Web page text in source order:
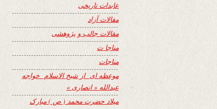
عابدات تاریخی
مقالات آزاد
مقالات جالب و پژوهشی
مناجا ت
مناجات
موعظه ای از شیخ الاسلام خواجه
عبدالله « انصاری »
میلاد حضرت محمد ( ص ) مبارک